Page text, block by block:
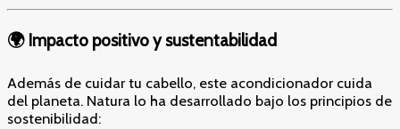
🌍 Impacto positivo y sustentabilidad
Además de cuidar tu cabello, este acondicionador cuida
del planeta. Natura lo ha desarrollado bajo los principios de
sostenibilidad: